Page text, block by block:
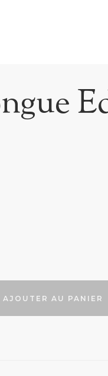
AJOUTER AU PANIER